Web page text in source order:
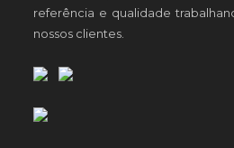
referência e qualidade
nossos clientes.